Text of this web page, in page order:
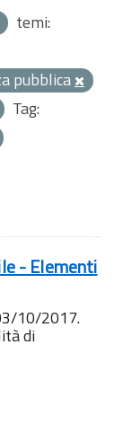
temi:
pubblica
Tag:
- Elementi
10/2017.
di